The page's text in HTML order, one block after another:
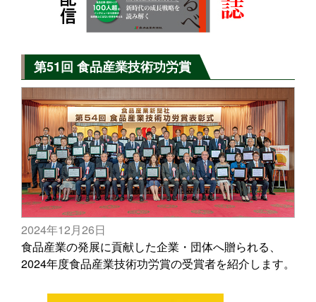
第51回 食品産業技術功労賞
2024年12月26日
食品産業の発展に貢献した企業・団体へ贈られる、
2024年度食品産業技術功労賞の受賞者を紹介します。